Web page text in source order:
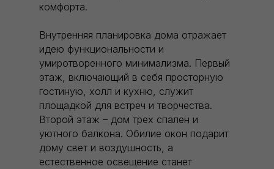
комфорта.
Внутренняя планировка дома отражает
идею функциональности и
умиротворенного минимализма. Первый
этаж, включающий в себя просторную
гостиную, холл и кухню, служит
площадкой для встреч и творчества.
Второй этаж – дом трех спален и
уютного балкона. Обилие окон подарит
дому свет и воздушность, а
естественное освещение станет